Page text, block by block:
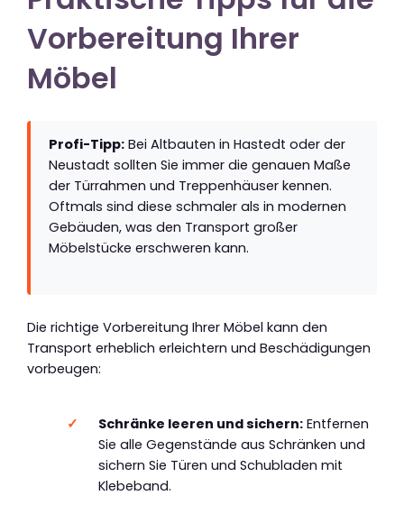
Vorbereitung Ihrer
Möbel
Profi-Tipp: Bei Altbauten in Hastedt oder der
Neustadt sollten Sie immer die genauen Maße
der Türrahmen und Treppenhäuser kennen.
Oftmals sind diese schmaler als in modernen
Gebäuden, was den Transport großer
Möbelstücke erschweren kann.
Die richtige Vorbereitung Ihrer Möbel kann den
Transport erheblich erleichtern und Beschädigungen
vorbeugen:
Schränke leeren und sichern:Entfernen
Sie alle Gegenstände aus Schränken und
sichern Sie Türen und Schubladen mit
Klebeband.